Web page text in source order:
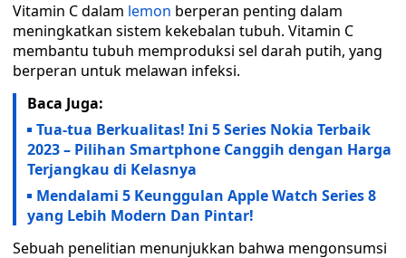
Vitamin C dalam lemon berperan penting dalam
meningkatkan sistem kekebalan tubuh. Vitamin C
membantu tubuh memproduksi sel darah putih, yang
berperan untuk melawan infeksi.
Baca Juga:
Tua-tua Berkualitas! Ini 5 Series Nokia Terbaik
2023 – Pilihan Smartphone Canggih dengan Harga
Terjangkau di Kelasnya
Mendalami 5 Keunggulan Apple Watch Series 8
yang Lebih Modern Dan Pintar!
Sebuah penelitian menunjukkan bahwa mengonsumsi